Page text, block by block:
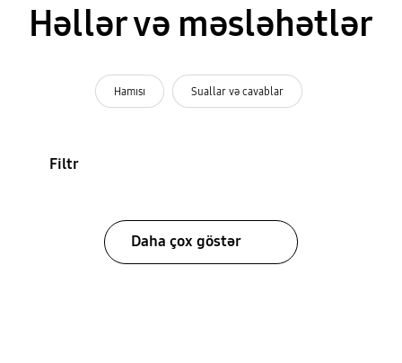
Həllər və məsləhətlər
Hamısı Suallar və cavablar
Filtr
Daha çox göstər